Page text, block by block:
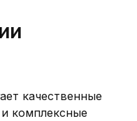
качественные
комплексные